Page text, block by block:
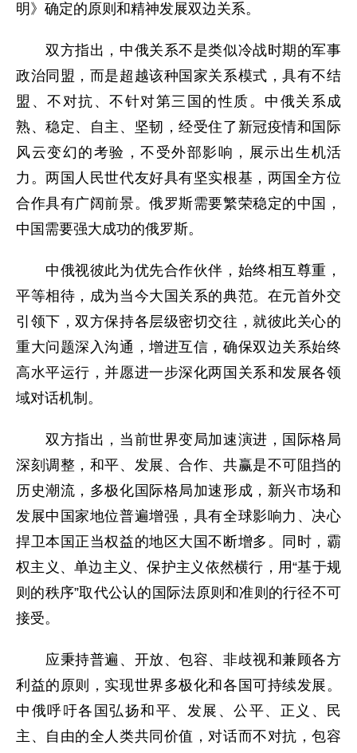
明》确定的原则和精神发展双边关系。
双方指出，中俄关系不是类似冷战时期的军事
政治同盟，而是超越该种国家关系模式，具有不结
盟、不对抗、不针对第三国的性质。中俄关系成
熟、稳定、自主、坚韧，经受住了新冠疫情和国际
风云变幻的考验，不受外部影响，展示出生机活
力。两国人民世代友好具有坚实根基，两国全方位
合作具有广阔前景。俄罗斯需要繁荣稳定的中国，
中国需要强大成功的俄罗斯。
中俄视彼此为优先合作伙伴，始终相互尊重，
平等相待，成为当今大国关系的典范。在元首外交
引领下，双方保持各层级密切交往，就彼此关心的
重大问题深入沟通，增进互信，确保双边关系始终
高水平运行，并愿进一步深化两国关系和发展各领
域对话机制。
双方指出，当前世界变局加速演进，国际格局
深刻调整，和平、发展、合作、共赢是不可阻挡的
历史潮流，多极化国际格局加速形成，新兴市场和
发展中国家地位普遍增强，具有全球影响力、决心
捍卫本国正当权益的地区大国不断增多。同时，霸
权主义、单边主义、保护主义依然横行，用“基于规
则的秩序”取代公认的国际法原则和准则的行径不可
接受。
应秉持普遍、开放、包容、非歧视和兼顾各方
利益的原则，实现世界多极化和各国可持续发展。
中俄呼吁各国弘扬和平、发展、公平、正义、民
主、自由的全人类共同价值，对话而不对抗，包容